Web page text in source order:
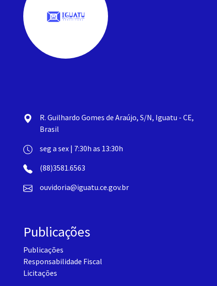
R. Guilhardo Gomes de Araújo, S/N, Iguatu - CE,
Brasil
seg a sex | 7:30h as 13:30h
(88)3581.6563
ouvidoria@iguatu.ce.gov.br
Publicações
Publicações
Responsabilidade Fiscal
Licitações